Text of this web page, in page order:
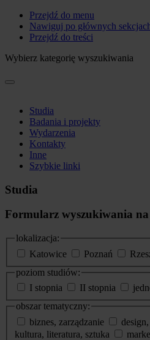
Przejdź do menu
Nawiguj po głównych
Przejdź do treści
Wybierz kategorię wyszukiwania
Studia
Badania i projekty
Wydarzenia
Kontakty
Inne
Szybkie linki
Studia
Formularz wyszukiwania na
lokalizacja:
Katowice
Poznań
poziom studiów:
I stopnia
II stopnia
obszar tematyczny:
biznes, zarządzanie
kultura, literatura, sztuka